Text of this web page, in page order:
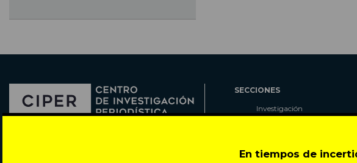
En tiempos de
SECCIONES
Investigación
Cartas